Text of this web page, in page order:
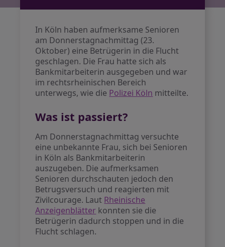
In Köln haben aufmerksame Senioren
am Donnerstagnachmittag (23.
Oktober) eine Betrügerin in die Flucht
geschlagen. Die Frau hatte sich als
Bankmitarbeiterin ausgegeben und war
im rechtsrheinischen Bereich
unterwegs, wie die Polizei Köln mitteilte.
Was ist passiert?
Am Donnerstagnachmittag versuchte
eine unbekannte Frau, sich bei Senioren
in Köln als Bankmitarbeiterin
auszugeben. Die aufmerksamen
Senioren durchschauten jedoch den
Betrugsversuch und reagierten mit
Zivilcourage. Laut Rheinische
Anzeigenblätter konnten sie die
Betrügerin dadurch stoppen und in die
Flucht schlagen.